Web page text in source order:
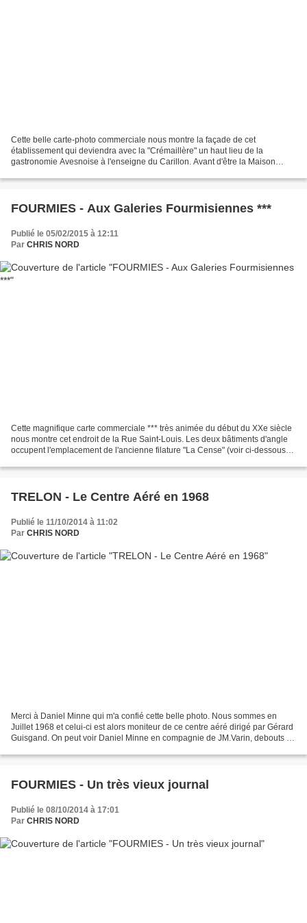
Cette belle carte-photo commerciale nous montre la façade de cet
établissement qui deviendra avec la "Crémaillère" un haut lieu de la
gastronomie Avesnoise à l'enseigne du Carillon. Avant d'être la Maison
FOURMIES - Aux Galeries Fourmisiennes ***
Publié le 05/02/2015 à 12:11
Par CHRIS NORD
Cette magnifique carte commerciale *** très animée du début du XXe siècle
nous montre cet endroit de la Rue Saint-Louis. Les deux bâtiments d'angle
occupent l'emplacement de l'ancienne filature "La Cense" (voir ci-dessous)
TRELON - Le Centre Aéré en 1968
Publié le 11/10/2014 à 11:02
Par CHRIS NORD
Merci à Daniel Minne qui m'a confié cette belle photo. Nous sommes en
Juillet 1968 et celui-ci est alors moniteur de ce centre aéré dirigé par Gérard
Guisgand. On peut voir Daniel Minne en compagnie de JM.Varin, debouts à
FOURMIES - Un très vieux journal
Publié le 08/10/2014 à 17:01
Par CHRIS NORD